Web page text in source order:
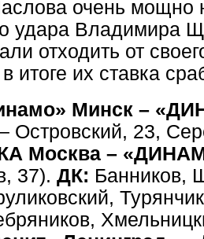
очень мощно
удара Владимира
отходить от
итоге их ставка
Минск –
Островский, 23,
Москва –
37). ДК: Банников,